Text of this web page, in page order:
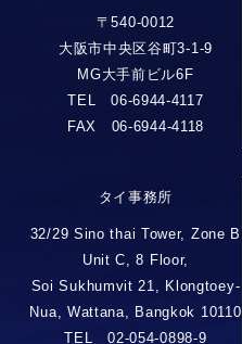
〒540-0012
大阪市中央区谷町3-1-9
MG大手前ビル6F
TEL 06-6944-4117
FAX 06-6944-4118
タイ事務所
32/29 Sino thai Tower, Zone B
Unit C, 8 Floor,
Soi Sukhumvit 21, Klongtoey-
Nua, Wattana, Bangkok 10110
TEL 02-054-0898-9